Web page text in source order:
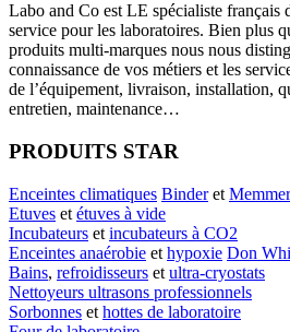
Labo and Co est LE spécialiste français
service pour les laboratoires. Bien plus
produits multi-marques nous nous
connaissance de vos métiers et les
de l’équipement, livraison, installation,
entretien, maintenance…
PRODUITS STAR
Enceintes climatiques Binderet
Etuves et étuves à vide
Incubateurs et incubateurs à CO2
Enceintes anaérobie et hypoxie Don
Bains, refroidisseurs et ultra-cryostats
Nettoyeurs ultrasons professionnels
Sorbonnes et hottes de laboratoire